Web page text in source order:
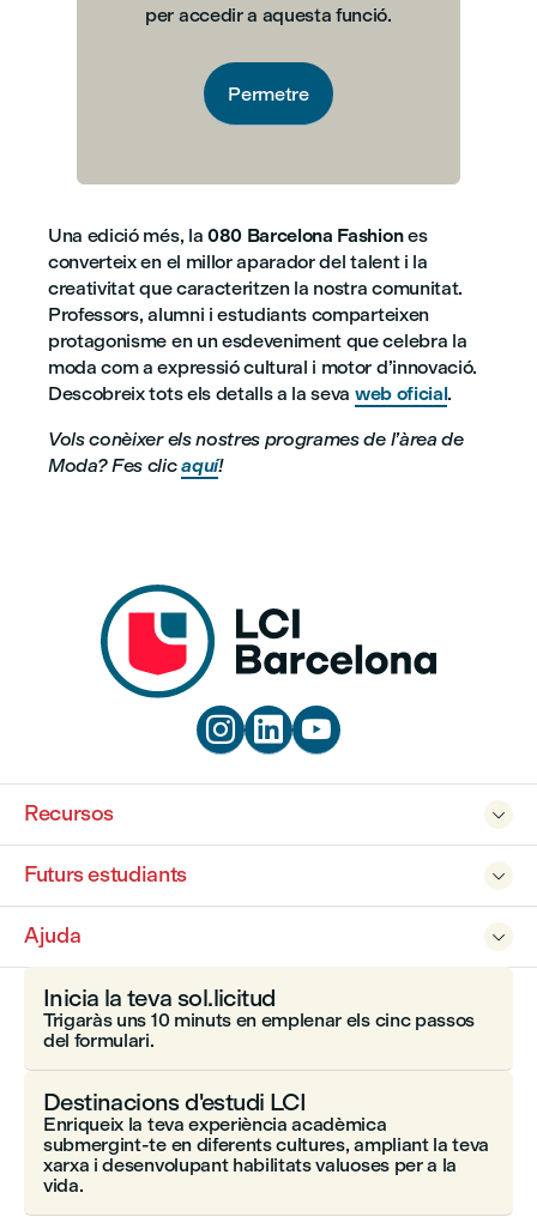
per accedir a aquesta funció.
Permetre
Una edició més, la 080 Barcelona Fashiones
converteix en el millor aparador del talent i la
creativitat que caracteritzen la nostra comunitat.
Professors, alumni i estudiants comparteixen
protagonisme en un esdeveniment que celebra la
moda com a expressió cultural i motor d’innovació.
Descobreix tots els detalls a la seva web oficial.
Vols conèixer els nostres programes de l’àrea de
Moda? Fes clicaquí!
  

Recursos

Futurs estudiants

Ajuda
Inicia la teva sol.licitud
Trigaràs uns 10 minuts en emplenar els cinc passos
del formulari.
Destinacions d'estudi LCI
Enriqueix la teva experiència acadèmica
submergint-te en diferents cultures, ampliant la teva
xarxa i desenvolupant habilitats valuoses per a la
vida.